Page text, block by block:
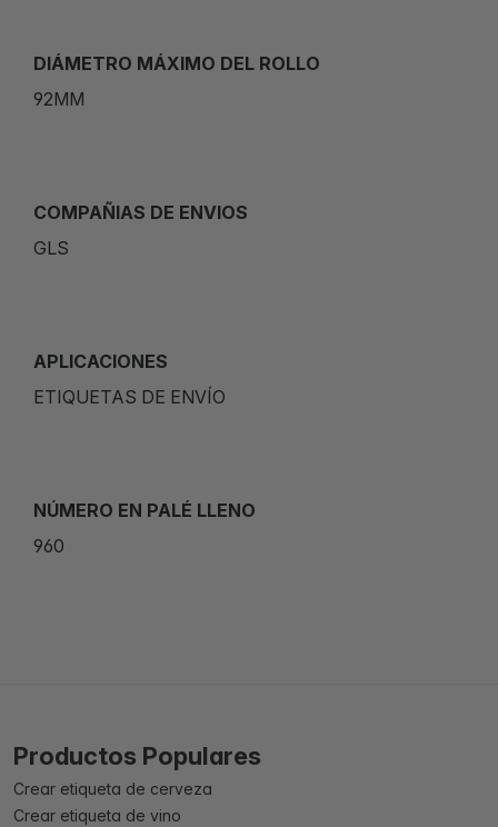
DIÁMETRO MÁXIMO DEL ROLLO
92MM
COMPAÑIAS DE ENVIOS
GLS
APLICACIONES
ETIQUETAS DE ENVÍO
NÚMERO EN PALÉ LLENO
960
Productos Populares
Crear etiqueta de cerveza
Crear etiqueta de vino